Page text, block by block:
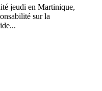
jeudi en Martinique,
sur la